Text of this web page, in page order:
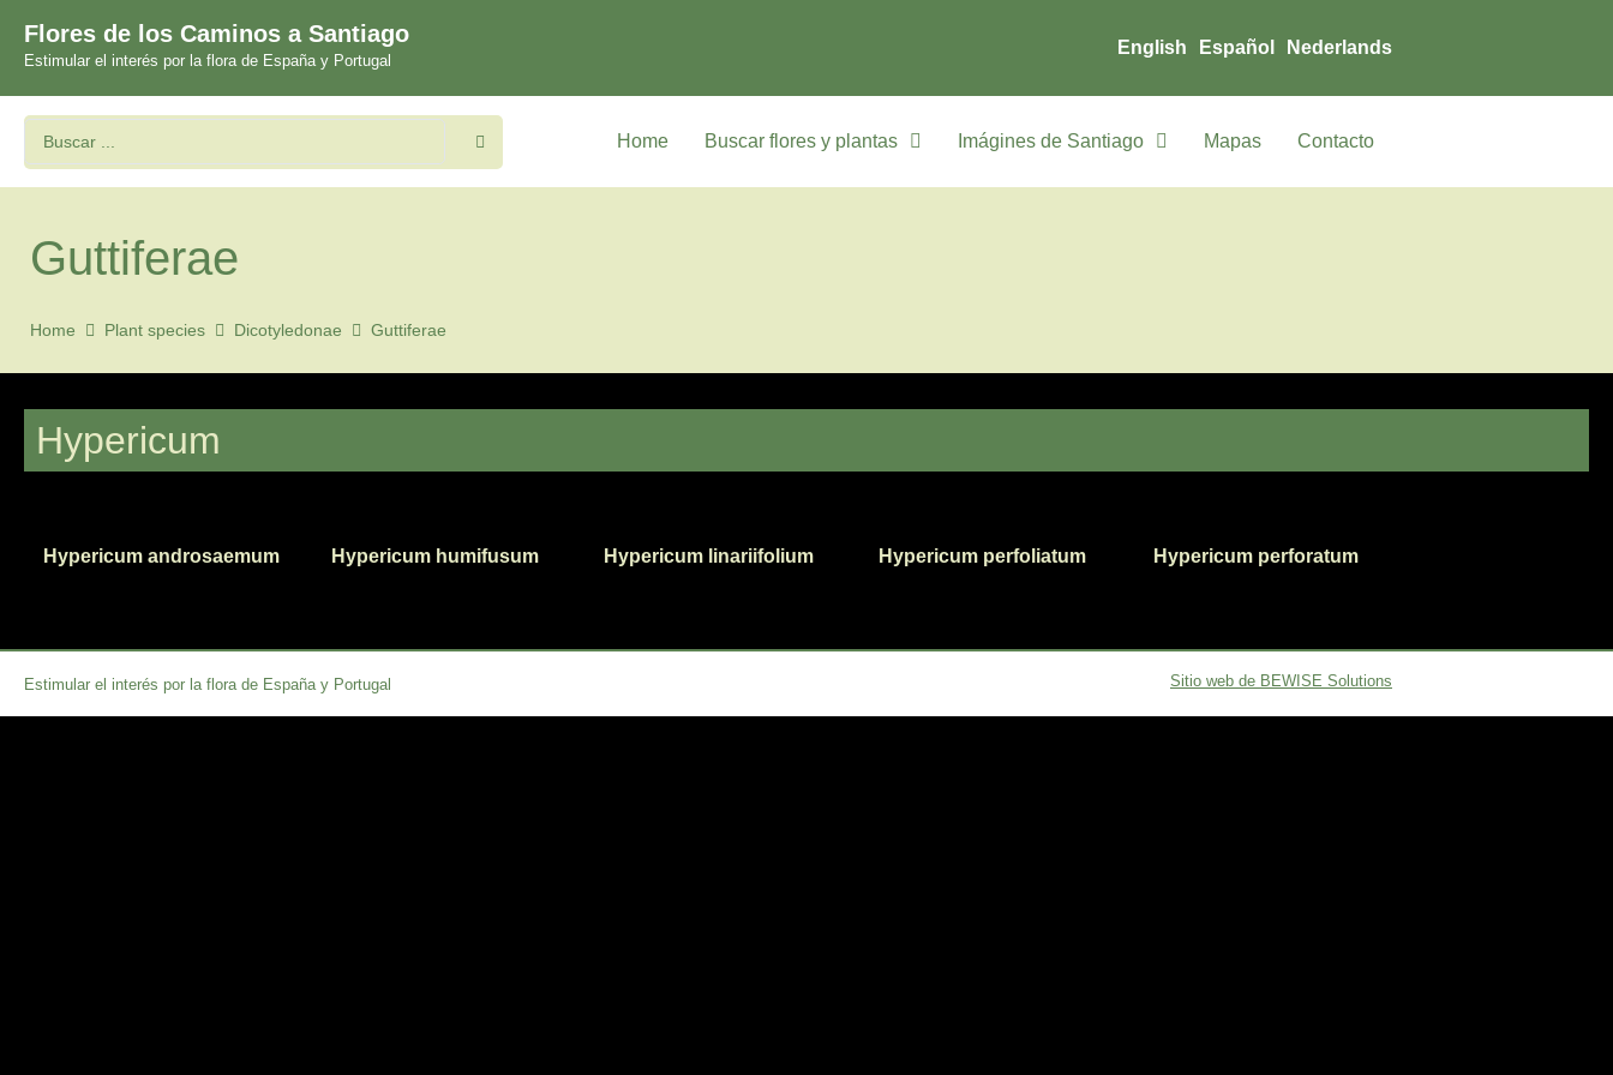
Flores de los Caminos a Santiago
Estimular el interés por la flora de España y Portugal
English Español Nederlands
Home Buscar flores y plantas Imágines de Santiago Mapas Contacto
Guttiferae
Home Plant species Dicotyledonae Guttiferae
Hypericum
Hypericum androsaemum Hypericum humifusum Hypericum linariifolium Hypericum perfoliatum Hypericum perforatum
Estimular el interés por la flora de España y Portugal Sitio web de BEWISE Solutions